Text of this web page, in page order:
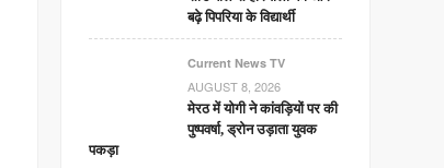
बढ़े पिपरिया के विद्यार्थी
Current News TV
AUGUST 8, 2026
मेरठ में योगी ने कांवड़ियों पर की
पुष्पवर्षा, ड्रोन उड़ाता युवक
पकड़ा